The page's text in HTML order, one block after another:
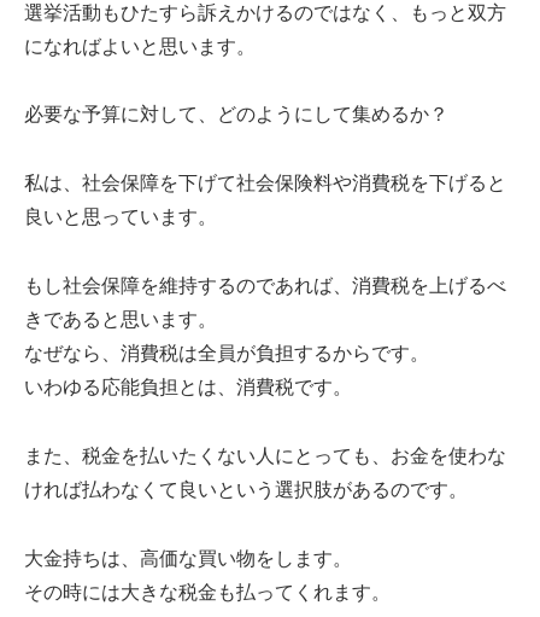
選挙活動もひたすら訴えかけるのではなく、もっと双方
になればよいと思います。
必要な予算に対して、どのようにして集めるか？
私は、社会保障を下げて社会保険料や消費税を下げると
良いと思っています。
もし社会保障を維持するのであれば、消費税を上げるべ
きであると思います。
なぜなら、消費税は全員が負担するからです。
いわゆる応能負担とは、消費税です。
また、税金を払いたくない人にとっても、お金を使わな
ければ払わなくて良いという選択肢があるのです。
大金持ちは、高価な買い物をします。
その時には大きな税金も払ってくれます。